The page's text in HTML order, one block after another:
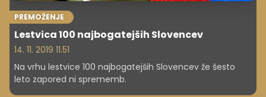
PREMOŽENJE
Lestvica 100 najbogatejših Slovencev
14. 11. 2019 11.51
Na vrhu lestvice 100 najbogatejših Slovencev že šesto
leto zapored ni sprememb.